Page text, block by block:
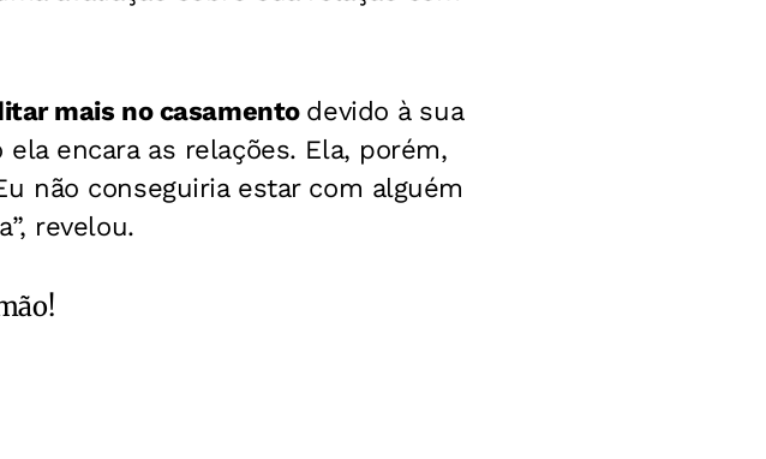
mais no casamento devido à sua
encara as relações. Ela, porém,
não conseguiria estar com alguém
revelou.